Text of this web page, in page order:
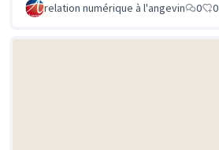
relation numérique à l'angevin 0 0